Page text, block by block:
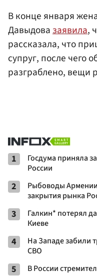
В конце января
Давыдова заявила,
рассказала, что
супруг, после чего
разграблено, вещи
1
Госдума приняла
России
2
Рыбоводы
закрытия рынка
3
Галкин* потерял
Киеве
4
На Западе забили
СВО
5 В России